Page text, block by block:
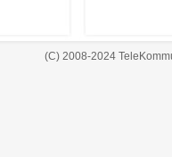
(C) 2008-2024